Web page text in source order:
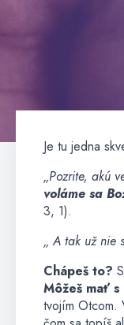
Je tu jedna
„Pozrite, akú
voláme sa
3, 1).
„ A tak už nie
Chápeš to?
Môžeš mať
tvojím Otcom.